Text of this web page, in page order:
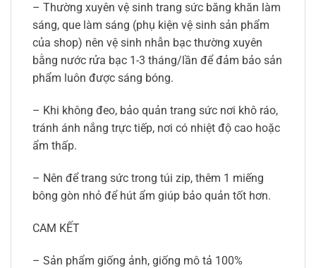
– Thường xuyên vệ sinh trang sức băng khăn làm
sáng, que làm sáng (phụ kiện vệ sinh sản phẩm
của shop) nên vệ sinh nhẫn bạc thường xuyên
bằng nước rửa bạc 1-3 tháng/lần để đảm bảo sản
phẩm luôn được sáng bóng.
– Khi không đeo, bảo quản trang sức nơi khô ráo,
tránh ánh nắng trực tiếp, nơi có nhiệt độ cao hoặc
ẩm thấp.
– Nên để trang sức trong túi zip, thêm 1 miếng
bông gòn nhỏ để hút ẩm giúp bảo quản tốt hơn.
CAM KẾT
– Sản phẩm giống ảnh, giống mô tả 100%